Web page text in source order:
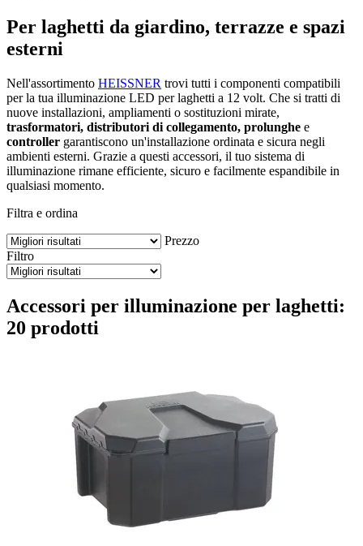
Per laghetti da giardino, terrazze e spazi
esterni
Nell'assortimento HEISSNER trovi tutti i componenti compatibili
per la tua illuminazione LED per laghetti a 12 volt. Che si tratti di
nuove installazioni, ampliamenti o sostituzioni mirate,
trasformatori, distributori di collegamento, prolunghe e
controller garantiscono un'installazione ordinata e sicura negli
ambienti esterni. Grazie a questi accessori, il tuo sistema di
illuminazione rimane efficiente, sicuro e facilmente espandibile in
qualsiasi momento.
Filtra e ordina
Prezzo
Filtro
Accessori per illuminazione per laghetti:
20 prodotti